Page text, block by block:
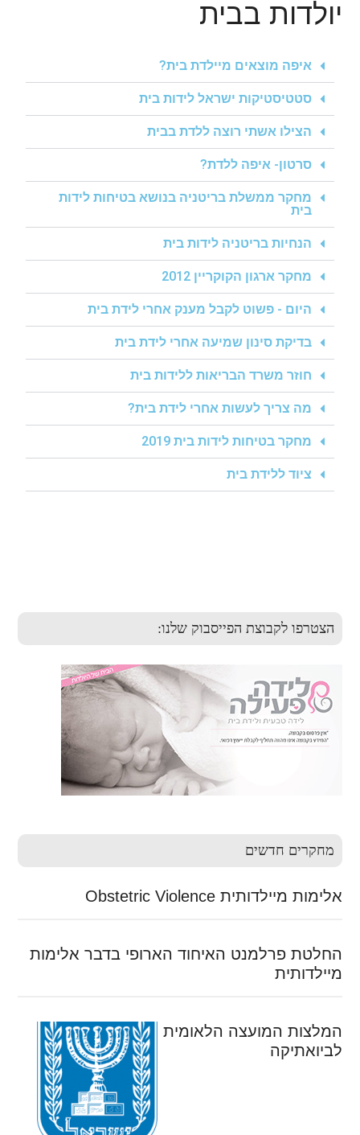
יולדות בבית
איפה מוצאים מיילדת בית?
סטטיסטיקות ישראל לידות בית
הצילו אשתי רוצה ללדת בבית
סרטון- איפה ללדת?
מחקר ממשלת בריטניה בנושא בטיחות לידות
בית
הנחיות בריטניה לידות בית
מחקר ארגון הקוקריין 2012
היום - פשוט לקבל מענק אחרי לידת בית
בדיקת סינון שמיעה אחרי לידת בית
חוזר משרד הבריאות ללידות בית
מה צריך לעשות אחרי לידת בית?
מחקר בטיחות לידות בית 2019
ציוד ללידת בית
הצטרפו לקבוצת הפייסבוק שלנו:
מחקרים חדשים
אלימות מיילדותית Obstetric Violence
החלטת פרלמנט האיחוד הארופי בדבר אלימות
מיילדותית
המלצות המועצה הלאומית
לביואתיקה